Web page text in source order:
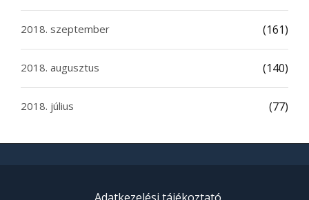
2018. szeptember (161)
2018. augusztus (140)
2018. július (77)